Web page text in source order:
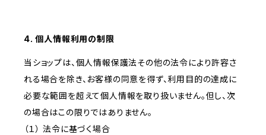
4. 個人情報利用の制限
当ショップは、個人情報保護法その他の法令により許容さ
れる場合を除き、お客様の同意を得ず、利用目的の達成に
必要な範囲を超えて個人情報を取り扱いません。但し、次
の場合はこの限りではありません。
（１） 法令に基づく場合